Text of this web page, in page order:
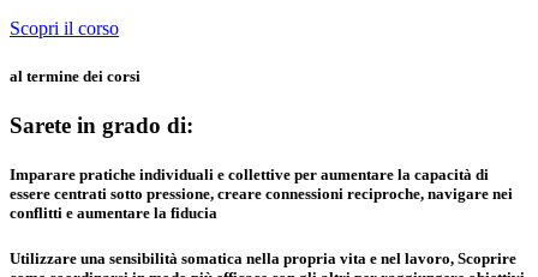
Scopri il corso
al termine dei corsi
Sarete in grado di:
Imparare pratiche individuali e collettive per aumentare la capacità di
essere centrati sotto pressione, creare connessioni reciproche, navigare nei
conflitti e aumentare la fiducia
Utilizzare una sensibilità somatica nella propria vita e nel lavoro, Scoprire